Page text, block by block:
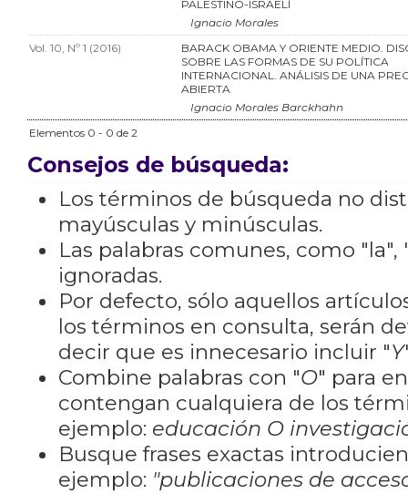
PALESTINO-ISRAELÍ
Ignacio Morales
Vol. 10, Nº 1 (2016)
BARACK OBAMA Y ORIENTE MEDIO.
SOBRE LAS FORMAS DE SU POLÍTICA
INTERNACIONAL. ANÁLISIS DE UNA
ABIERTA
Ignacio Morales Barckhahn
Elementos 0 - 0 de 2
Consejos de búsqueda:
Los términos de búsqueda no
mayúsculas y minúsculas.
Las palabras comunes, como "la",
ignoradas.
Por defecto, sólo aquellos
los términos en consulta, serán
decir que es innecesario incluir "Y
Combine palabras con "O" para
contengan cualquiera de los
ejemplo: educación O
Busque frases exactas
ejemplo: "publicaciones de